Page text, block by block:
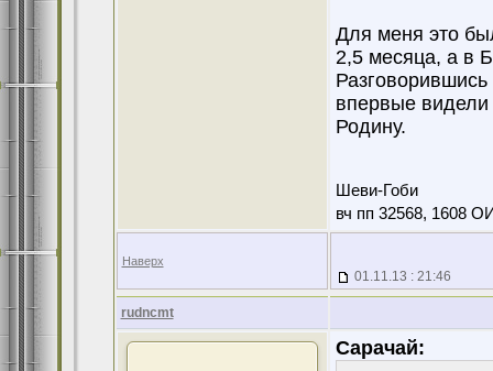
Для меня это
2,5 месяца, а в
впервые видели
Родину.
Шеви-Гоби
вч пп 32568, 1608
Наверх
01.11.13 : 21:46
rudncmt
Сарачай: